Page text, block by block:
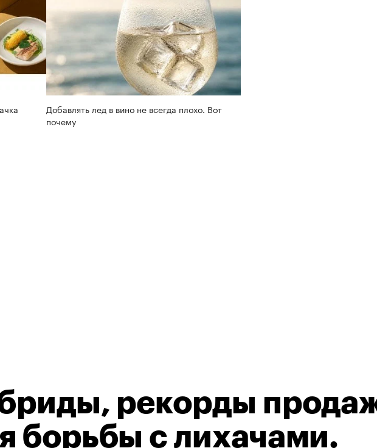
Добавлять лед в вино не всегда плохо. Вот
почему
рекорды
борьбы с лихачами.